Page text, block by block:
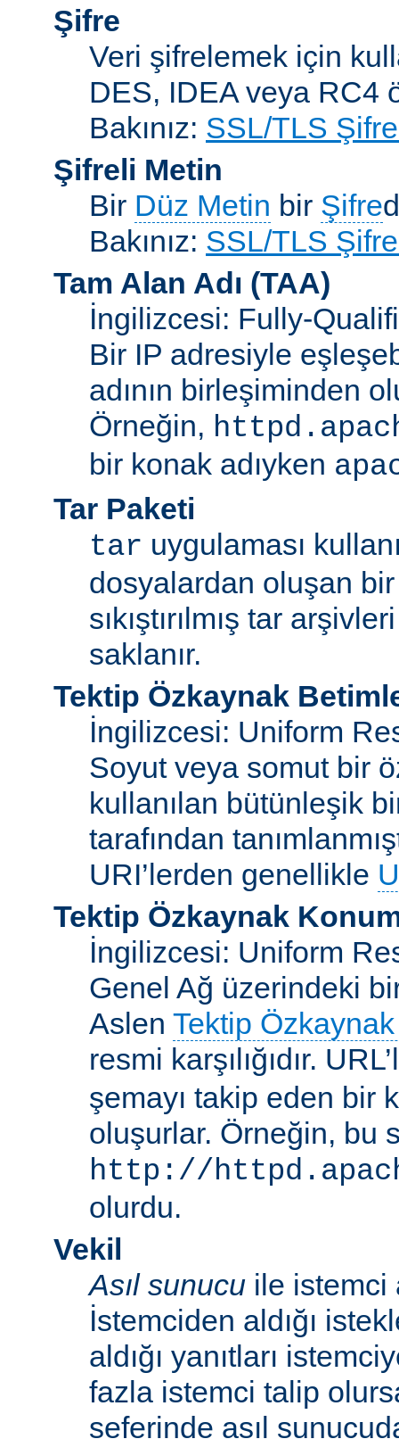
Şifre
Veri şifrelemek için
DES, IDEA veya RC4
Bakınız: SSL/TLS
Şifreli Metin
Bir Düz Metin bir Şifre
Bakınız: SSL/TLS
Tam Alan Adı (TAA)
İngilizcesi: Fully-
Bir IP adresiyle
adının birleşiminden
Örneğin,
bir konak adıyken
Tar Paketi
tar uygulaması
dosyalardan oluşan bir
sıkıştırılmış tar
saklanır.
Tektip Özkaynak
İngilizcesi: Uniform
Soyut veya somut bir
kullanılan bütünleşik
tarafından
URI’lerden genellikle
Tektip Özkaynak
İngilizcesi: Uniform
Genel Ağ üzerindeki
Aslen Tektip
resmi karşılığıdır.
şemayı takip eden bir
oluşurlar. Örneğin, bu
http://
olurdu.
Vekil
Asıl sunucu ile istemci
İstemciden aldığı
aldığı yanıtları
fazla istemci talip
seferinde asıl